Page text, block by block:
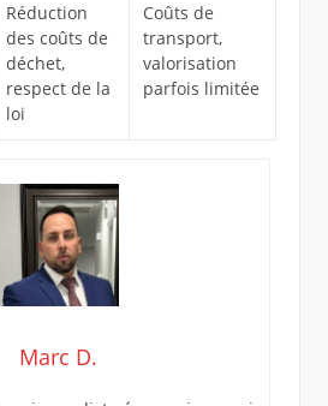
Réduction
des coûts de
déchet,
respect de la
loi
Coûts de
transport,
valorisation
parfois limitée
Marc D.